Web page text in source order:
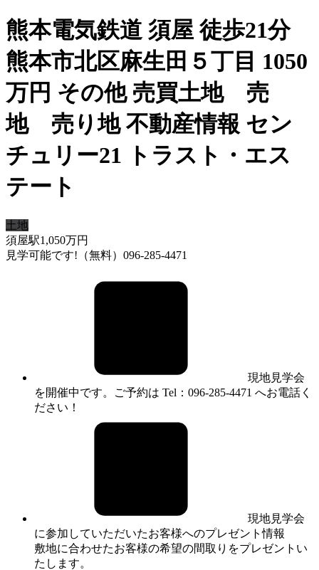
熊本電気鉄道 須屋 徒歩21分
熊本市北区麻生田５丁目 1050
万円 その他 売買土地 売
地 売り地 不動産情報 セン
チュリー21 トラスト・エス
テート
土地
須屋駅1,050万円
見学可能です!（無料）096-285-4471
現地見学会
を開催中です。ご予約は Tel：096-285-4471 へお電話く
ださい！
現地見学会
に参加していただいたお客様へのプレゼント情報
敷地に合わせたお客様の希望の間取りをプレゼントい
たします。